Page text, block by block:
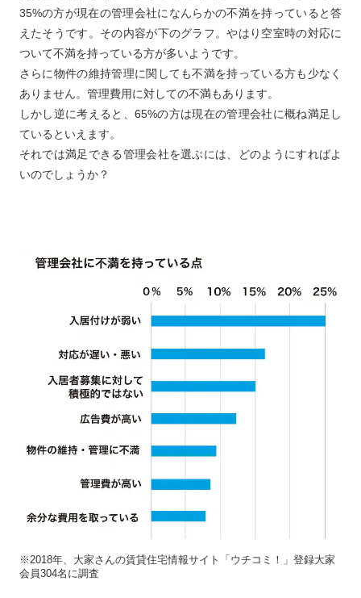
35%の方が現在の管理会社になんらかの不満を持っていると答
えたそうです。その内容が下のグラフ。やはり空室時の対応に
ついて不満を持っている方が多いようです。
さらに物件の維持管理に関しても不満を持っている方も少なく
ありません。管理費用に対しての不満もあります。
しかし逆に考えると、65%の方は現在の管理会社に概ね満足し
ているといえます。
それでは満足できる管理会社を選ぶには、どのようにすればよ
いのでしょうか？
※2018年、大家さんの賃貸住宅情報サイト「ウチコミ！」登録大家
会員304名に調査